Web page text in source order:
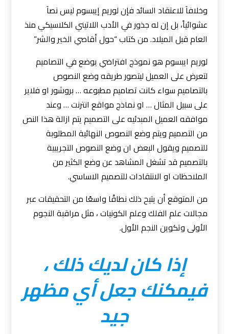
وخلافاَ للاعتقاد السائد فإن لوريم إيبسوم ليس نصاَ
عشوائياً، بل إن له جذور في الأدب اللاتيني الكلاسيكي منذ
العام قبل الميلاد. من كتاب “حول أقاصي الخير والشر”
لوريم ايبسوم هو نموذج افتراضي يوضع في التصاميم
لتعرض على العميل ليتصور طريقه وضع النصوص
بالتصاميم سواء كانت تصاميم مطبوعه … بروشور او فلاير
على سبيل المثال … او نماذج مواقع انترنت … وعند
موافقه العميل المبدئيه على التصميم يتم ازالة هذا النص
من التصميم ويتم وضع النصوص النهائية المطلوبة
للتصميم ويقول البعض ان وضع النصوص التجريبية
بالتصميم قد تشغل المشاهد عن وضع الكثير من
الملاحظات او الانتقادات للتصميم الاساسي.
من المتوقع أن يتيح ذلك نطاقًا واسعًا من التحقيقات عبر
مجالات علم الفلك وعلم الكونيات ، مثل مراقبة النجوم
الأولى وتكوين النجم الأول.
إذا كان لديك ذلك ،
فيمكنك جعل أي مظهر
جيد